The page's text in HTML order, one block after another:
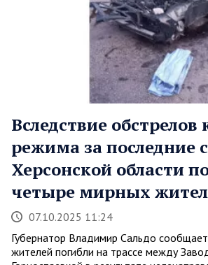
Вследствие обстрелов
режима за последние
Херсонской области
четыре мирных
07.10.2025 11:24
Губернатор Владимир Сальдо
жителей погибли на трассе между